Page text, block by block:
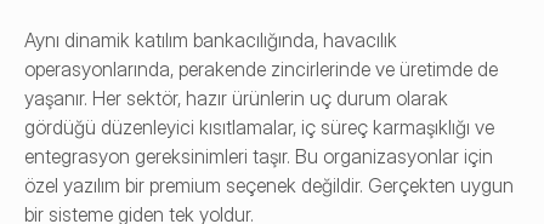
Aynı dinamik katılım bankacılığında, havacılık
operasyonlarında, perakende zincirlerinde ve üretimde de
yaşanır. Her sektör, hazır ürünlerin uç durum olarak
gördüğü düzenleyici kısıtlamalar, iç süreç karmaşıklığı ve
entegrasyon gereksinimleri taşır. Bu organizasyonlar için
özel yazılım bir premium seçenek değildir. Gerçekten uygun
bir sisteme giden tek yoldur.